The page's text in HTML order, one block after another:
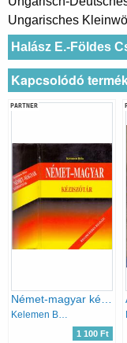
Ungarisches
Halász E.-Földes
Kapcsolódó
PARTNER
1 100 Ft